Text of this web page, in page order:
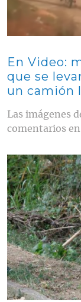
En Video:
que se
un camión
Las imágenes
comentarios en
Contenido